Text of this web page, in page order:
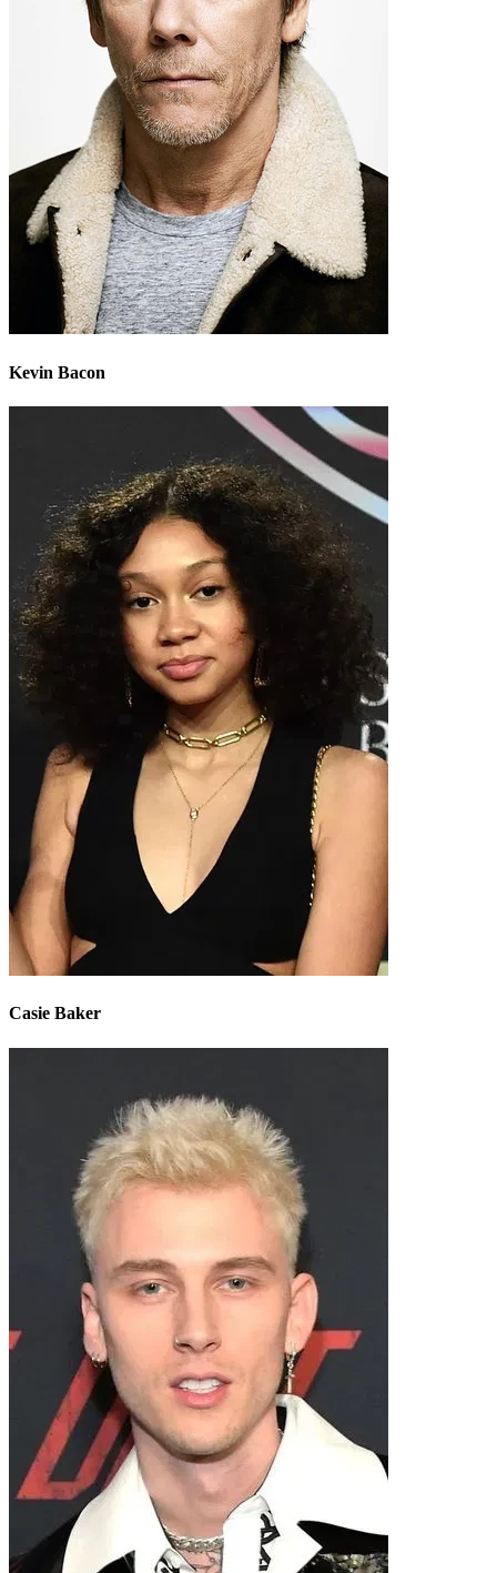
Kevin Bacon
Casie Baker